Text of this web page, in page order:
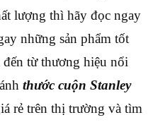
lượng thì hãy đọc ngay
những sản phẩm tốt
từ thương hiệu nổi
thước cuộn Stanley
rẻ trên thị trường và tìm